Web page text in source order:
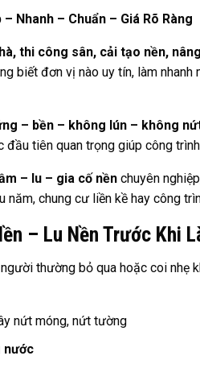
Nhanh – Chuẩn – Giá Rõ Ràng
thi công sân, cải tạo nền,
biết đơn vị nào uy tín, làm
– bền – không lún – không
đầu tiên quan trọng giúp công
– lu – gia cố nền chuyên
năm, chung cư liền kề hay công
– Lu Nền Trước Khi
thường bỏ qua hoặc coi nhẹ
nứt móng, nứt tường
nước